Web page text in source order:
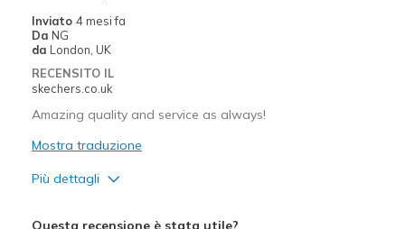
Difetti
I don't have any cons for this shoe
Migliori Utilizzi:
Casual Wear
Work daily
Inviato 4 mesi fa
Da NG
da London, UK
RECENSITO IL
skechers.co.uk
Amazing quality and service as always!
Mostra traduzione
Più dettagli
Questa recensione è stata utile?